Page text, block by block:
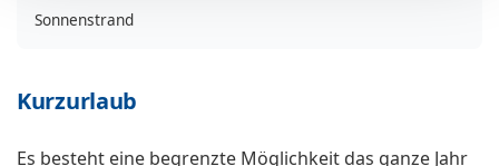
Sonnenstrand
Kurzurlaub
Es besteht eine begrenzte Möglichkeit das ganze Jahr